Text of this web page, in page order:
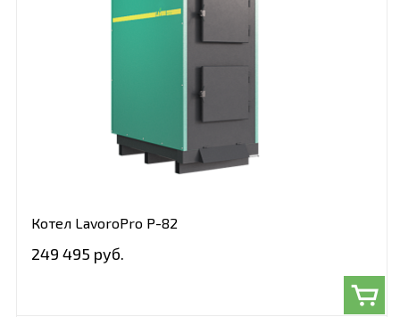
Котел LavoroPro Р-82
249 495 руб.